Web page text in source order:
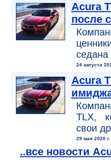
Acura
после
седана
24 августа
Acura
TLX,
свои
29 мая 2020 г.
..все новости